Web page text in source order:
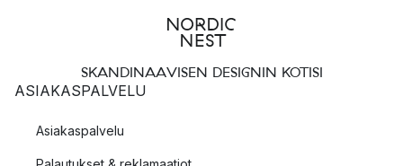
SKANDINAAVISEN DESIGNIN KOTISI
ASIAKASPALVELU
Asiakaspalvelu